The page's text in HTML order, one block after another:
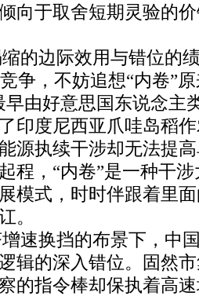
向于取舍短期灵验的
的边际效用与错位的
争，不妨追想“内卷”
早由好意思国东说念主
印度尼西亚爪哇岛稻
源执续干涉却无法提
程，“内卷”是一种干
模式，时时伴跟着里
。
速换挡的布景下，中
辑的深入错位。固然
的指令棒却保执着高